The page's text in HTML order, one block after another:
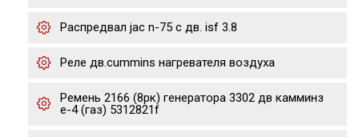
Распредвал jac n-75 с дв. isf 3.8
Реле дв.cummins нагревателя воздуха
Ремень 2166 (8рк) генератора 3302 дв камминз
е-4 (газ) 5312821f